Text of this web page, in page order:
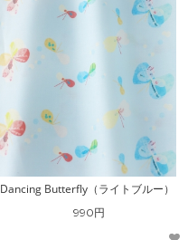
Dancing Butterfly（ライトブルー）
990円